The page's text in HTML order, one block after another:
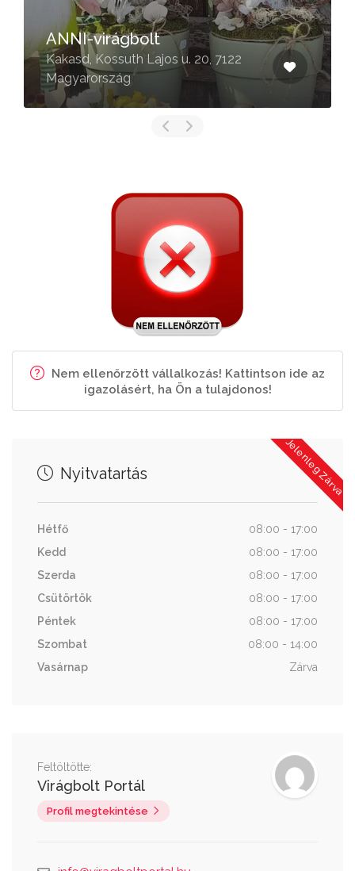
ANNI-virágbolt
Kakasd, Kossuth Lajos u. 20, 7122
Magyarország
Nem ellenőrzött vállalkozás! Kattintson ide az
igazolásért, ha Ön a tulajdonos!
Jelenleg Zárva
Nyitvatartás
Hétfő
08:00 - 17:00
Kedd
08:00 - 17:00
Szerda
08:00 - 17:00
Csütörtök
08:00 - 17:00
Péntek
08:00 - 17:00
Szombat
08:00 - 14:00
Vasárnap
Zárva
Feltöltötte:
Virágbolt Portál
Profil megtekintése